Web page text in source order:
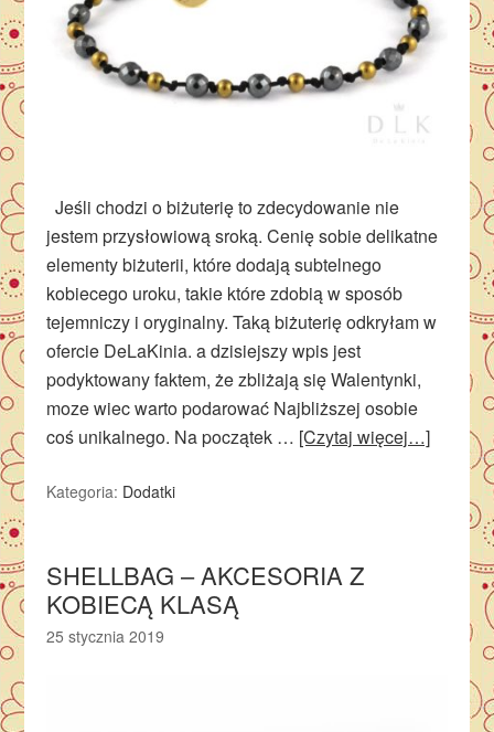
Jeśli chodzi o biżuterię to zdecydowanie nie
jestem przysłowiową sroką. Cenię sobie delikatne
elementy biżuterii, które dodają subtelnego
kobiecego uroku, takie które zdobią w sposób
tejemniczy i oryginalny. Taką biżuterię odkryłam w
ofercie DeLaKinia. a dzisiejszy wpis jest
podyktowany faktem, że zbliżają się Walentynki,
moze wiec warto podarować Najbliższej osobie
coś unikalnego. Na początek … [Czytaj więcej…]
Kategoria: Dodatki
SHELLBAG – AKCESORIA Z
KOBIECĄ KLASĄ
25 stycznia 2019